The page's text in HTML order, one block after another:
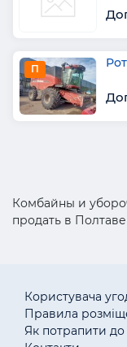
П
Комбайны и
продать в Полтаве
Користувача
Правила
Як потрапити